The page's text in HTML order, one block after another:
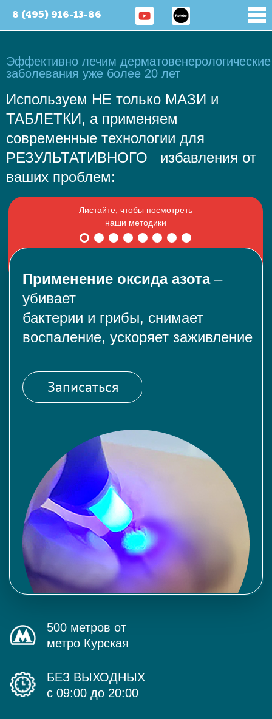
8 (495) 916-13-86
Эффективно лечим дерматовенерологические
заболевания уже более 20 лет
Используем НЕ только МАЗИ и
ТАБЛЕТКИ, а применяем
современные технологии для
РЕЗУЛЬТАТИВНОГО избавления от
ваших проблем:
Применение оксида азота–
убивает
бактерии и грибы, снимает
воспаление, ускоряет заживление
Записаться
500 метров от
метро Курская
БЕЗ ВЫХОДНЫХ
с 09:00 до 20:00